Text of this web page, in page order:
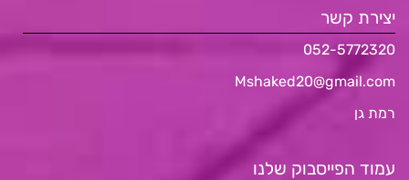
יצירת קשר
052-5772320
Mshaked20@gmail.com
רמת גן
עמוד הפייסבוק שלנו